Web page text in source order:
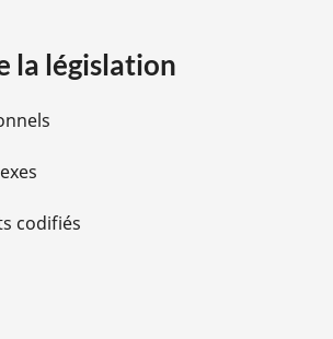
la législation
codifiés